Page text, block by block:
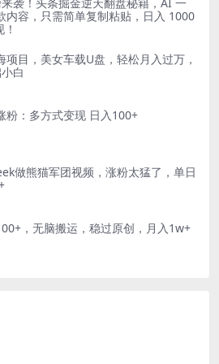
内容，只需简单复制粘贴，日入 1000
项目，美女车载U盘，轻松月入过万，
白
粉：多方式变现 日入100+
做熊猫军团视频，涨粉太猛了，单日
，无脑搬运，稳过原创，月入1w+